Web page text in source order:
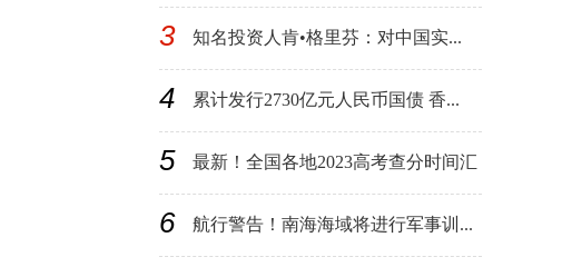
3 知名投资人肯•格里芬：对中国实...
4 累计发行2730亿元人民币国债 香...
5
最新！全国各地2023高考查分时间汇
6 航行警告！南海海域将进行军事训...